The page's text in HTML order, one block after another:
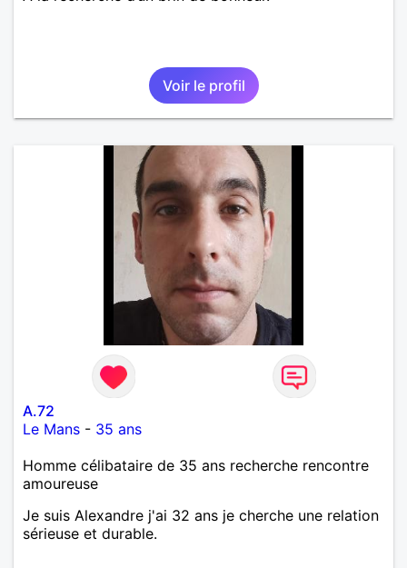
Voir le profil
A.72
Le Mans - 35 ans
Homme célibataire de 35 ans recherche rencontre
amoureuse
Je suis Alexandre j'ai 32 ans je cherche une relation
sérieuse et durable.